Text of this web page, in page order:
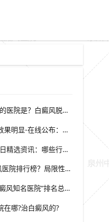
本地资讯-泉州专治白癜风的医院是？白癜风脱屑是什么症状？
泉州治白癜风的医院哪个效果明显-在线公布：生活中哪些因素会诱发出白癜风
泉州哪里看白癜风医院-每日精选资讯：哪些行为会导致白癜风白斑在长
[重点更新]泉州治疗白癜风医院排行榜？局限性白癜风早期症状？
白癜风医院!福建省泉州白癜风知名医院“排名总榜公开”福建省泉州治白癜风那家医院较好“强势推荐”?
在哪?治白癜风的?